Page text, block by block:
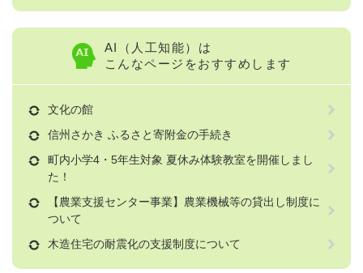
AI（人工知能）は
こんなページをおすすめします
文化の館
信州さかき ふるさと寄附金の手続き
町内小学4・5年生対象 夏休み体験教室を開催しまし
た！
【農業支援センター事業】農業機械等の貸出し制度に
ついて
木造住宅の耐震化の支援制度について